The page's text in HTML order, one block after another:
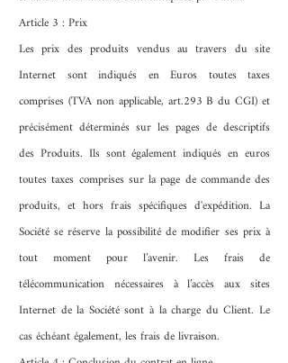
Article 3 : Prix
Les prix des produits vendus au travers du site
Internet sont indiqués en Euros toutes taxes
comprises (TVA non applicable, art.293 B du CGI) et
précisément déterminés sur les pages de descriptifs
des Produits. Ils sont également indiqués en euros
toutes taxes comprises sur la page de commande des
produits, et hors frais spécifiques d'expédition. La
Société se réserve la possibilité de modifier ses prix à
tout moment pour l’avenir. Les frais de
télécommunication nécessaires à l’accès aux sites
Internet de la Société sont à la charge du Client. Le
cas échéant également, les frais de livraison.